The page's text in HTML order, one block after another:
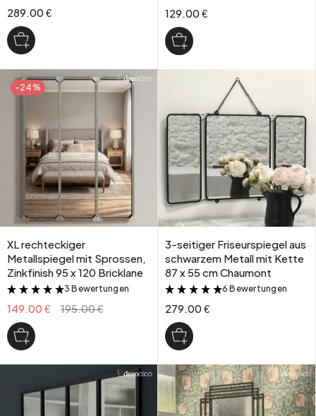
289.00 €
129.00 €
-24%
XL rechteckiger
Metallspiegel mit Sprossen,
Zinkfinish 95 x 120 Bricklane
&
3 Bewertungen
149.00 € 195.00 €
3-seitiger Friseurspiegel aus
schwarzem Metall mit Kette
87 x 55 cm Chaumont
&
6 Bewertungen
279.00 €